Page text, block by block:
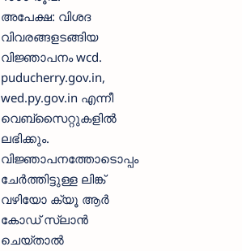
അപേക്ഷ: വിശദ
വിവരങ്ങളടങ്ങിയ
വിജ്ഞാപനം wcd.
puducherry.gov.in,
wed.py.gov.in എന്നീ
വെബ്സൈറ്റുകളിൽ
ലഭിക്കും.
വിജ്ഞാപനത്തോടൊപ്പം
ചേർത്തിട്ടുള്ള ലിങ്ക്
വഴിയോ ക്യൂ ആർ
കോഡ് സ്ലാൻ
ചെയ്താൽ